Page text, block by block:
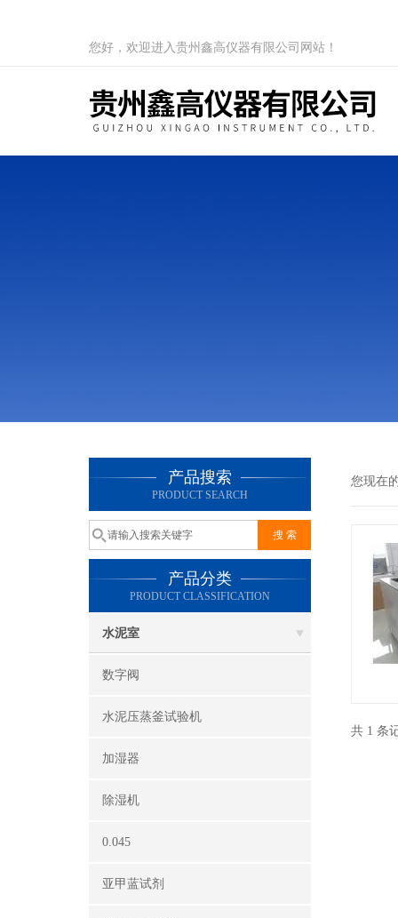
您好，欢迎进入贵州鑫高仪器有限公司网站！
产品搜索
PRODUCT SEARCH
产品分类
PRODUCT CLASSIFICATION
水泥室
数字阀
水泥压蒸釜试验机
加湿器
除湿机
0.045
亚甲蓝试剂
您现在
共 1 条